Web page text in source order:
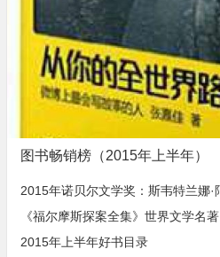
图书畅销榜（2015年上半年）
《福尔摩斯探案全集》世界文学名著
2015年上半年好书目录